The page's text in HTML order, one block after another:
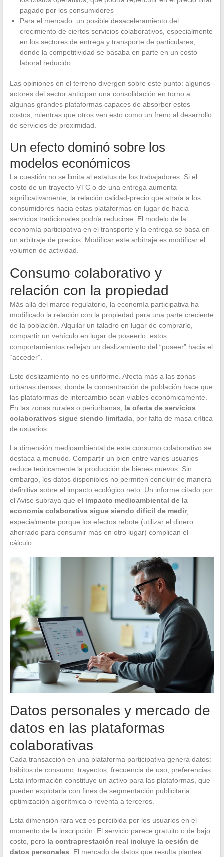
pagado por los consumidores
Para el mercado: un posible desaceleramiento del
crecimiento de ciertos servicios colaborativos, especialmente
en los sectores de entrega y transporte de particulares,
donde la competitividad se basaba en parte en un costo
laboral reducido
Las opiniones en el terreno divergen sobre este punto: algunos
actores del sector anticipan una consolidación en torno a
algunas grandes plataformas capaces de absorber estos
costos, mientras que otros ven esto como un freno al desarrollo
de servicios de proximidad.
Un efecto dominó sobre los
modelos económicos
La cuestión no se limita al estatus de los trabajadores. Si el
costo de un trayecto VTC o de una entrega aumenta
significativamente, la relación calidad-precio que atraía a los
consumidores hacia estas plataformas en lugar de hacia
servicios tradicionales podría reducirse. El modelo de la
economía participativa en el transporte y la entrega se basa en
un arbitraje de precios. Modificar este arbitraje es modificar el
volumen de actividad.
Consumo colaborativo y
relación con la propiedad
Más allá del marco regulatorio, la economía participativa ha
modificado la relación con la propiedad para una parte creciente
de la población. Alquilar un taladro en lugar de comprarlo,
compartir un vehículo en lugar de poseerlo: estos
comportamientos reflejan un deslizamiento del “poseer” hacia el
“acceder”.
Este deslizamiento no es uniforme. Afecta más a las zonas
urbanas densas, donde la concentración de población hace que
las plataformas de intercambio sean viables económicamente.
En las zonas rurales o periurbanas, la oferta de servicios
colaborativos sigue siendo limitada, por falta de masa crítica
de usuarios.
La dimensión medioambiental de este consumo colaborativo se
destaca a menudo. Compartir un bien entre varios usuarios
reduce teóricamente la producción de bienes nuevos. Sin
embargo, los datos disponibles no permiten concluir de manera
definitiva sobre el impacto ecológico neto. Un informe citado por
el Avise subraya que el impacto medioambiental de la
economía colaborativa sigue siendo difícil de medir,
especialmente porque los efectos rebote (utilizar el dinero
ahorrado para consumir más en otro lugar) complican el
cálculo.
Datos personales y mercado de
datos en las plataformas
colaborativas
Cada transacción en una plataforma participativa genera datos:
hábitos de consumo, trayectos, frecuencia de uso, preferencias.
Esta información constituye un activo para las plataformas, que
pueden explotarla con fines de segmentación publicitaria,
optimización algorítmica o reventa a terceros.
Esta dimensión rara vez es percibida por los usuarios en el
momento de la inscripción. El servicio parece gratuito o de bajo
costo, pero la contraprestación real incluye la cesión de
datos personales. El mercado de datos que resulta plantea